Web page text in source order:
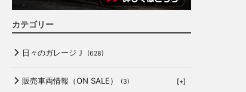
カテゴリー
日々のガレージＪ (628)
販売車両情報（ON SALE） (3) [+]